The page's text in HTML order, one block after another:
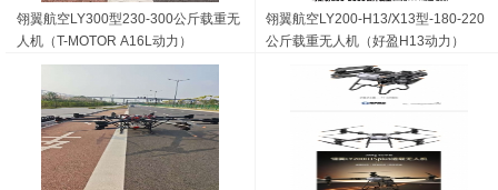
翎翼航空LY300型230-300公斤载重无
人机（T-MOTOR A16L动力）
翎翼航空LY200-H13/X13型-180-220
公斤载重无人机（好盈H13动力）